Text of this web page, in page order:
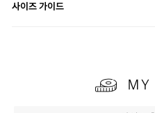
사이즈 가이드